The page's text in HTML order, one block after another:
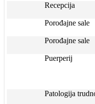
Recepcija
Porođajne sale
Porođajne sale
Puerperij
Patologija